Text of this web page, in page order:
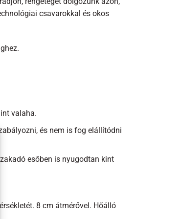
csavarokkal és okos
valaha.
és nem is fog elállítódni
esőben is nyugodtan kint
8 cm átmérővel. Hőálló